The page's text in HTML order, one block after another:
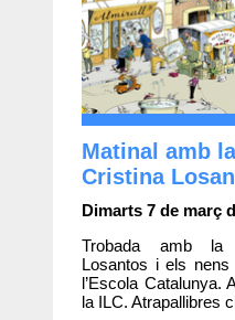
Matinal amb
Cristina
Dimarts 7 de març
Trobada amb la
Losantos i els
l’Escola Catalunya.
la ILC. Atrapallibres